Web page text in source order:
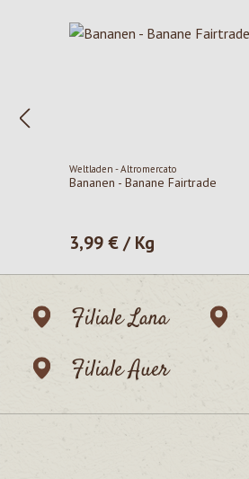
Weltladen - Altromercato
Bananen - Banane Fairtrade
Regulärer Preis:
3,99 € / Kg
Filiale Lana
Filiale Auer